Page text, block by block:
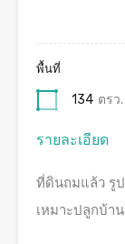
พื้นที่
134 ตรว.
รายละเอียด
ที่ดินถมแล้ว รู
เหมาะปลูกบ้าน